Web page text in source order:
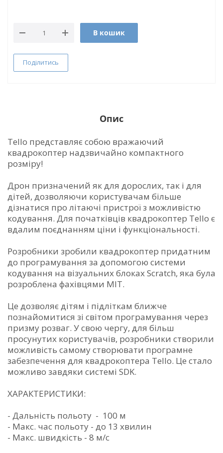
В кошик
Поділитись
Опис
Tello представляє собою вражаючий
квадрокоптер надзвичайно компактного
розміру!
Дрон призначений як для дорослих, так і для
дітей, дозволяючи користувачам більше
дізнатися про літаючі пристрої з можливістю
кодування. Для початківців квадрокоптер Tello є
вдалим поєднанням ціни і функціональності.
Розробники зробили квадрокоптер придатним
до програмування за допомогою системи
кодування на візуальних блоках Scratch, яка була
розроблена фахівцями MIT.
Це дозволяє дітям і підліткам ближче
познайомитися зі світом програмування через
призму розваг. У свою чергу, для більш
просунутих користувачів, розробники створили
можливість самому створювати програмне
забезпечення для квадрокоптера Tello. Це стало
можливо завдяки системі SDK.
ХАРАКТЕРИСТИКИ:
- Дальність польоту - 100 м
- Макс. час польоту - до 13 хвилин
- Макс. швидкість - 8 м/с